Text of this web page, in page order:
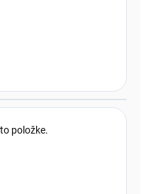
položke.